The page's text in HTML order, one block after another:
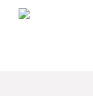
Skip